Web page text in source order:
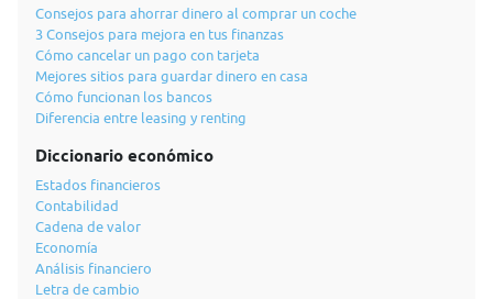
Consejos para ahorrar dinero al comprar un coche
3 Consejos para mejora en tus finanzas
Cómo cancelar un pago con tarjeta
Mejores sitios para guardar dinero en casa
Cómo funcionan los bancos
Diferencia entre leasing y renting
Diccionario económico
Estados financieros
Contabilidad
Cadena de valor
Economía
Análisis financiero
Letra de cambio